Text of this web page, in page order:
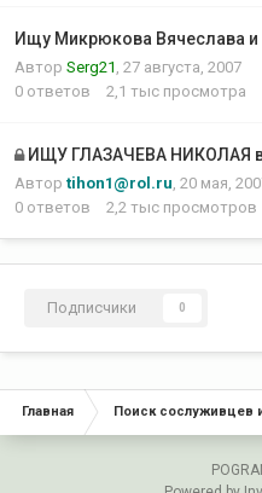
Ищу Микрюкова Вячеслава и
Автор Serg21 , 27 августа, 2007
0 ответов 2,1 тыс просмотра
ИЩУ ГЛАЗАЧЕВА НИКОЛАЯ
Автор tihon1@rol.ru, 20 мая,
0 ответов 2,2 тыс просмотров
Подписчики 0
Главная Поиск сослуживцев